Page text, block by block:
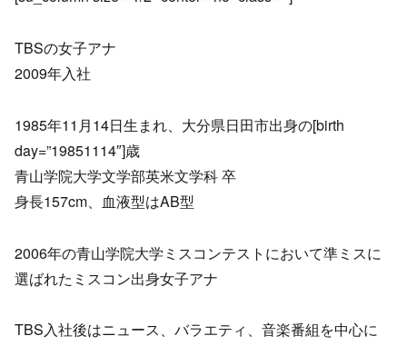
TBSの女子アナ
2009年入社
1985年11月14日生まれ、大分県日田市出身の[birth
day=”19851114″]歳
青山学院大学文学部英米文学科 卒
身長157cm、血液型はAB型
2006年の青山学院大学ミスコンテストにおいて準ミスに
選ばれたミスコン出身女子アナ
TBS入社後はニュース、バラエティ、音楽番組を中心に